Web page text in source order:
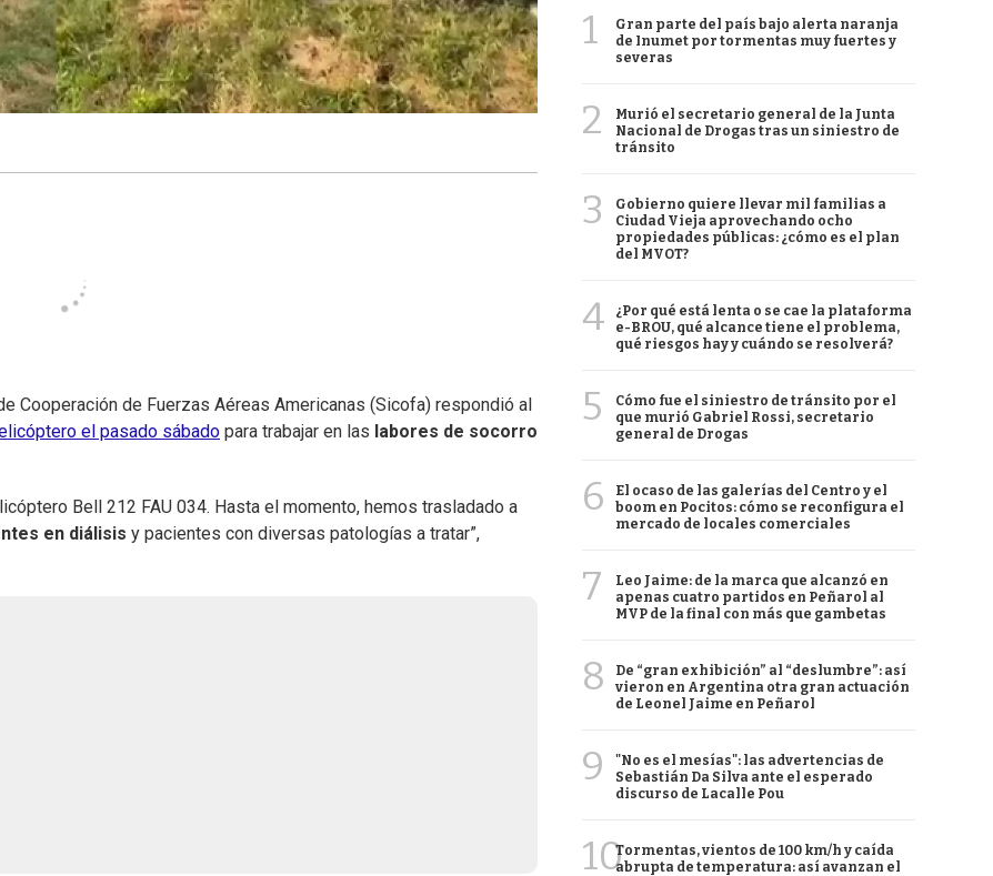
Cooperación de Fuerzas Aéreas Americanas (Sicofa) respondió al
el pasado sábado para trabajar en las labores de socorro
Bell 212 FAU 034. Hasta el momento, hemos trasladado a
en diálisis y pacientes con diversas patologías a tratar”,
1
Gran parte del país bajo alerta naranja
de Inumet por tormentas muy fuertes y
severas
2
Murió el secretario general de la Junta
Nacional de Drogas tras un siniestro de
tránsito
3
Gobierno quiere llevar mil familias a
Ciudad Vieja aprovechando ocho
propiedades públicas: ¿cómo es el plan
del MVOT?
4
¿Por qué está lenta o se cae la plataforma
e-BROU, qué alcance tiene el problema,
qué riesgos hay y cuándo se resolverá?
5
Cómo fue el siniestro de tránsito por el
que murió Gabriel Rossi, secretario
general de Drogas
6
El ocaso de las galerías del Centro y el
boom en Pocitos: cómo se reconfigura el
mercado de locales comerciales
7
Leo Jaime: de la marca que alcanzó en
apenas cuatro partidos en Peñarol al
MVP de la final con más que gambetas
8
De “gran exhibición” al “deslumbre”: así
vieron en Argentina otra gran actuación
de Leonel Jaime en Peñarol
9
"No es el mesías": las advertencias de
Sebastián Da Silva ante el esperado
discurso de Lacalle Pou
10Tormentas, vientos de 100 km/h y caída
abrupta de temperatura: así avanzan el